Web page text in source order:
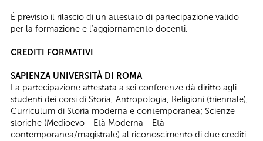
É previsto il rilascio di un attestato di partecipazione valido
per la formazione e l’aggiornamento docenti.
CREDITI FORMATIVI
SAPIENZA UNIVERSITÀ DI ROMA
La partecipazione attestata a sei conferenze dà diritto agli
studenti dei corsi di Storia, Antropologia, Religioni (triennale),
Curriculum di Storia moderna e contemporanea; Scienze
storiche (Medioevo - Età Moderna - Età
contemporanea/magistrale) al riconoscimento di due crediti